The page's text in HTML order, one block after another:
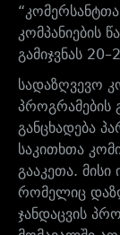
კომპანიების
გამიჯვნას
სადაზღვევო
პროგრამების
განცხადება
საკითხთა
გააკეთა.
რომელიც
ჯანდაცვის